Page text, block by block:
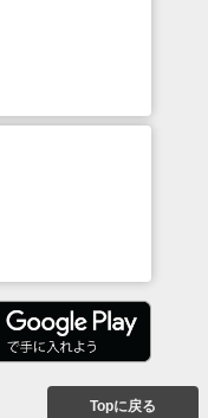
Topに戻る